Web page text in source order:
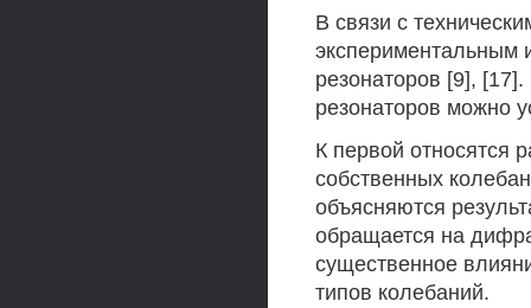
В связи с
экспериментальным
резонаторов [9],
резонаторов можно
К первой относятся
собственных
объясняются
обращается на
существенное
типов колебаний.